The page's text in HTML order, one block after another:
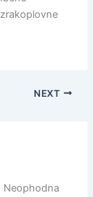
NEXT
Neophodna